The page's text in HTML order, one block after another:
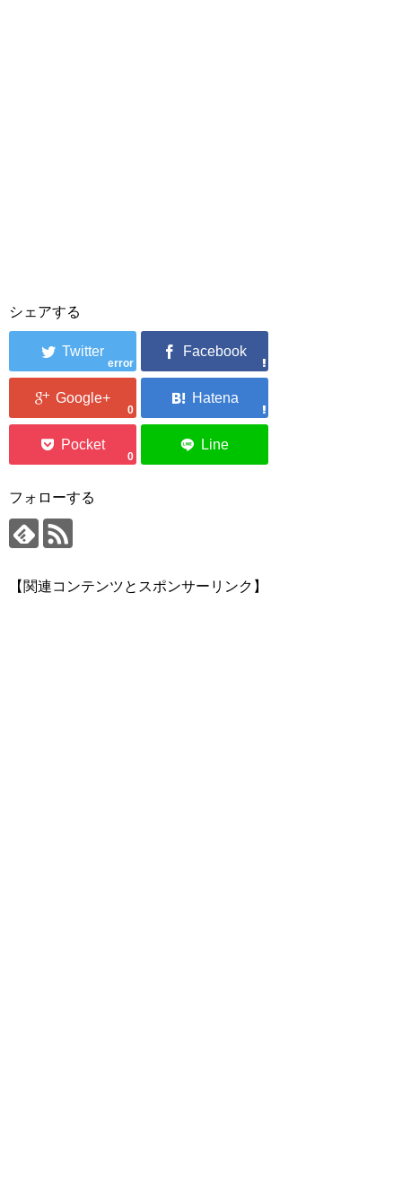
シェアする
error
0
0
フォローする
【関連コンテンツとスポンサーリンク】